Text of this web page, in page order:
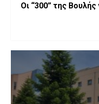
Οι “300” της Βουλής